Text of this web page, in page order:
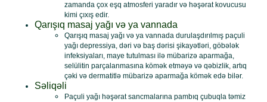
zamanda çox eşq atmosferi yaradır və həşərat kovucusu
kimi çıxış edir.
Qarışıq masaj yağı və ya vannada
Qarışıq masaj yağı və ya vannada durulaşdırılmış paçuli
yağı depressiya, dəri və baş dərisi şikayətləri, göbələk
infeksiyaları, maye tutulması ilə mübarizə aparmağa,
selülitin parçalanmasına kömək etməyə və qəbizlik, artıq
çəki və dermatitlə mübarizə aparmağa kömək edə bilər.
Səliqəli
Paçuli yağı həşərat sancmalarına pambıq çubuqla təmiz